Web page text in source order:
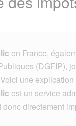
en France,
(DGFIP),
une
est un service
donc directement